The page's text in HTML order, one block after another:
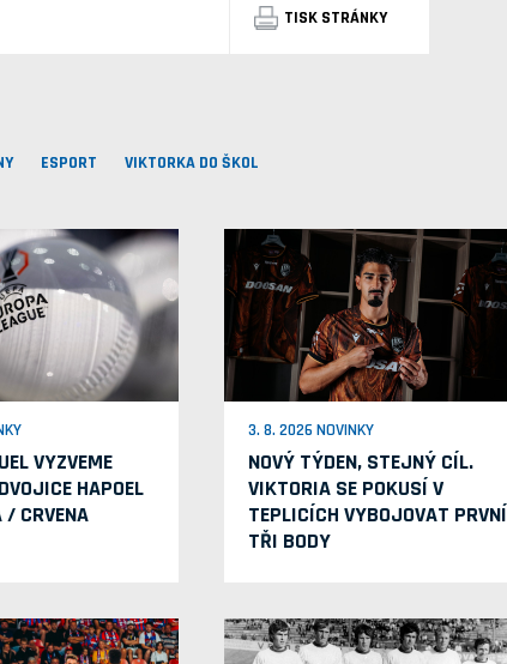
TISK STRÁNKY
ESPORT VIKTORKA DO ŠKOL
VYZVEME
HAPOEL
/ CRVENA
3. 8. 2026 NOVINKY
NOVÝ TÝDEN, STEJNÝ CÍL.
VIKTORIA SE POKUSÍ V
TEPLICÍCH VYBOJOVAT PRVNÍ
TŘI BODY